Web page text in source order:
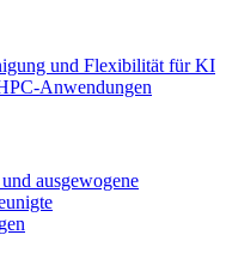
und Flexibilität für KI
Anwendungen
ausgewogene